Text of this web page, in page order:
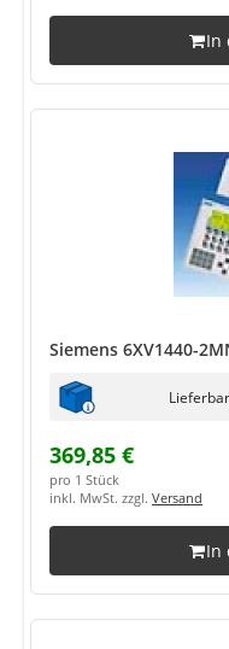
In
Siemens 6XV1440-
369,85 €
pro 1 Stück
inkl. MwSt. zzgl. Versand
In